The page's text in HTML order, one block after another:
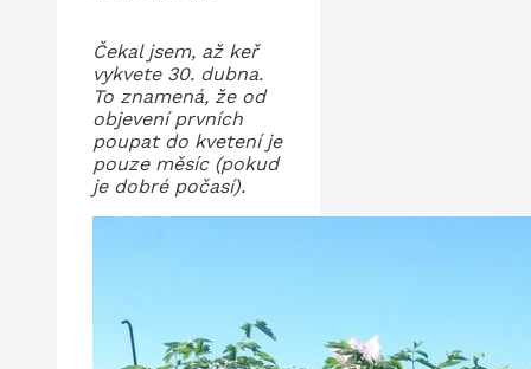
Čekal jsem, až keř
vykvete 30. dubna.
To znamená, že od
objevení prvních
poupat do kvetení je
pouze měsíc (pokud
je dobré počasí).